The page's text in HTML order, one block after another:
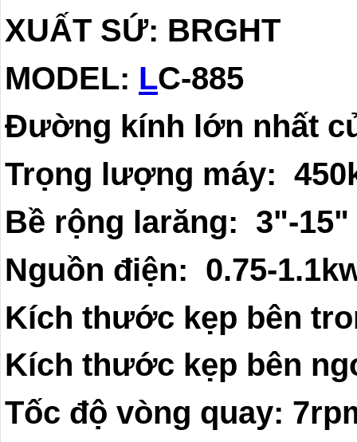
XUẤT SỨ: BRGHT
MODEL: LC-885
Đường kính lớn nhất
Trọng lượng máy:
Bề rộng larăng: 3"-15"
Nguồn điện: 0.75-
Kích thước kẹp bên
Kích thước kẹp bên
Tốc độ vòng quay: